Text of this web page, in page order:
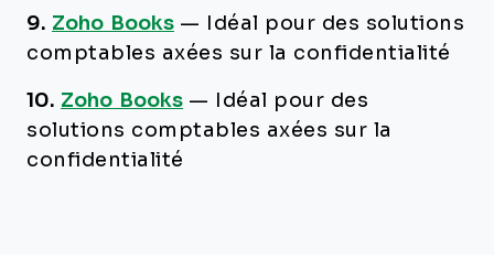
9. Zoho Books —
Idéal pour des solutions
comptables axées sur la confidentialité
10. Zoho Books —
Idéal pour des
solutions comptables axées sur la
confidentialité